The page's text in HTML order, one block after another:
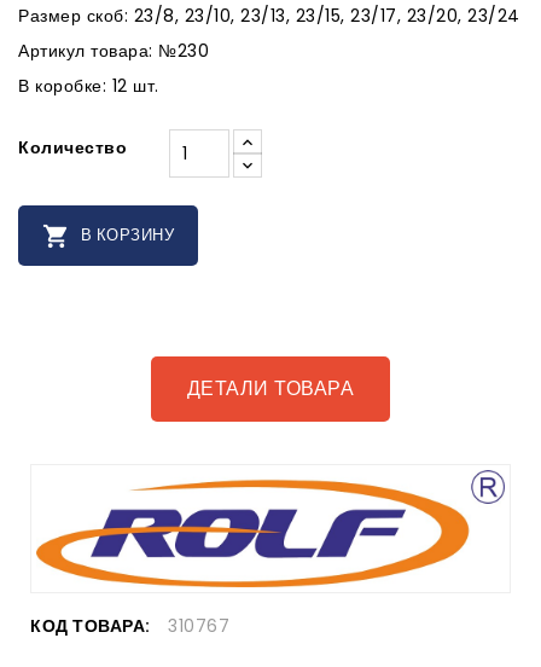
Размер скоб: 23/8, 23/10, 23/13, 23/15, 23/17, 23/20, 23/24
Артикул товара: №230
В коробке: 12 шт.
Количество
 В КОРЗИНУ
ДЕТАЛИ ТОВАРА
КОД ТОВАРА: 310767